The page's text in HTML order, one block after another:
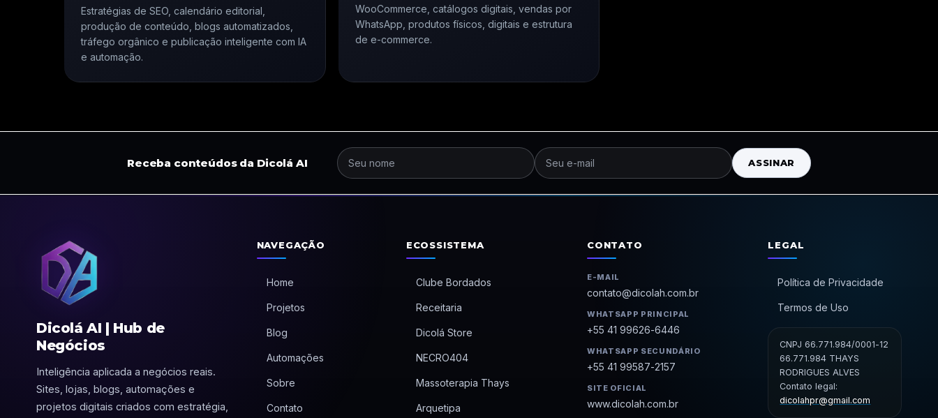
Estratégias de SEO, calendário editorial,
produção de conteúdo, blogs automatizados,
tráfego orgânico e publicação inteligente com IA
e automação.
WooCommerce, catálogos digitais, vendas por
WhatsApp, produtos físicos, digitais e estrutura
de e-commerce.
Receba conteúdos da Dicolá AI ASSINAR
Dicolá AI | Hub de
Negócios
Inteligência aplicada a negócios reais.
Sites, lojas, blogs, automações e
projetos digitais criados com estratégia,
NAVEGAÇÃO
Home
Projetos
Blog
Automações
Sobre
Contato
ECOSSISTEMA
Clube Bordados
Receitaria
Dicolá Store
NECRO404
Massoterapia Thays
Arquetipa
CONTATO
E-MAIL
contato@dicolah.com.br
WHATSAPP PRINCIPAL
+55 41 99626-6446
WHATSAPP SECUNDÁRIO
+55 41 99587-2157
SITE OFICIAL
www.dicolah.com.br
LEGAL
Política de Privacidade
Termos de Uso
CNPJ 66.771.984/0001-12
66.771.984 THAYS
RODRIGUES ALVES
Contato legal:
dicolahpr@gmail.com